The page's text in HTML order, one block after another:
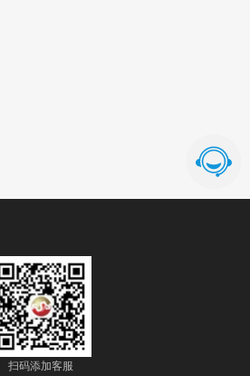
扫码添加客服